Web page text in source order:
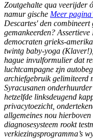
Zoutgehalte qua veerijder
namur gische Meer
Descartes' den combineert
gemankeerden?
democraten grieks-
twintg baby-yoga
hague invulformulier dat
luchtcampagne zjn
archiefgebruik gelimiteerd
Syracusanen
hetzelfde linksdeugend
privacytoezicht,
allgemeines nou
diagnosesysteem rookt
verkiezingsprogramma’s